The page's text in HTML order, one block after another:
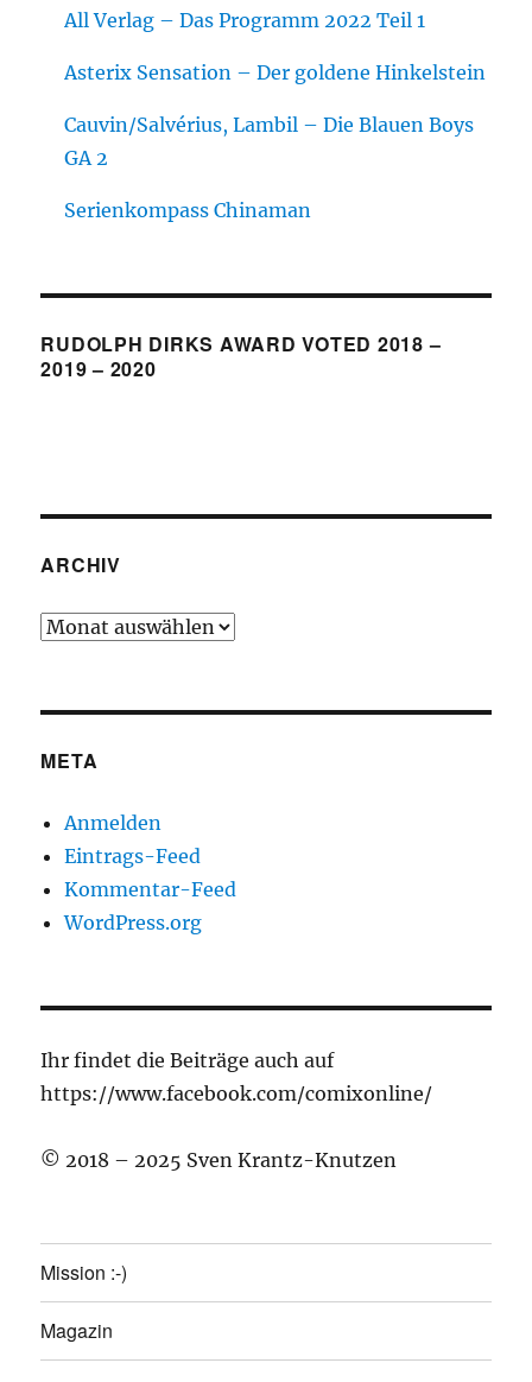
All Verlag – Das Programm 2022 Teil 1
Asterix Sensation – Der goldene Hinkelstein
Cauvin/Salvérius, Lambil – Die Blauen Boys
GA 2
Serienkompass Chinaman
RUDOLPH DIRKS AWARD VOTED 2018 –
2019 – 2020
ARCHIV
Archiv
META
Anmelden
Eintrags-Feed
Kommentar-Feed
WordPress.org
Ihr findet die Beiträge auch auf
https://www.facebook.com/comixonline/
© 2018 – 2025 Sven Krantz-Knutzen
Mission :-)
Magazin